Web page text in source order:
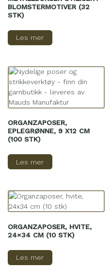
BLOMSTERMOTIVER (32
STK)
Les mer
ORGANZAPOSER,
EPLEGRØNNE, 9 X12 CM
(100 STK)
Les mer
ORGANZAPOSER, HVITE,
24×34 CM (10 STK)
Les mer